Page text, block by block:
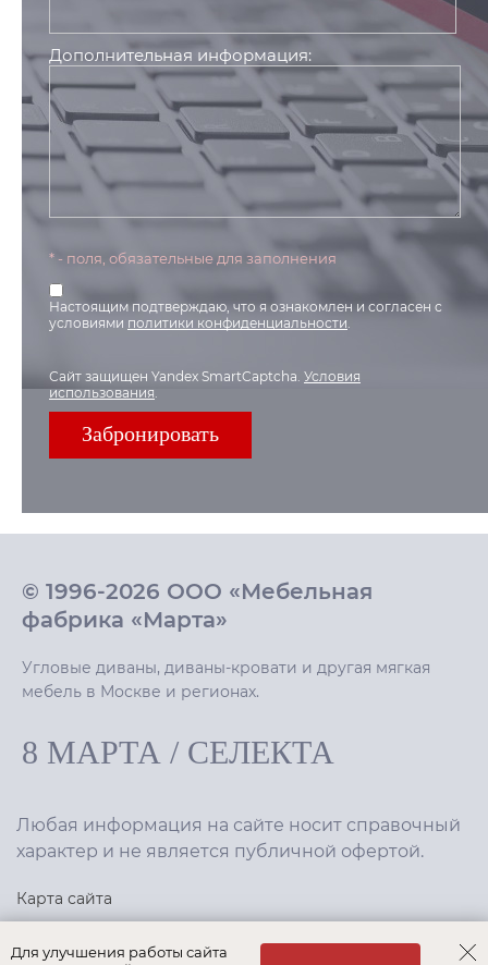
Дополнительная информация:
* - поля, обязательные для заполнения
Настоящим подтверждаю, что я ознакомлен и согласен с
условиями политики конфиденциальности.
Сайт защищен Yandex SmartCaptcha. Условия
использования.
© 1996-2026 ООО «Мебельная
фабрика «Марта»
Угловые диваны, диваны-кровати и другая мягкая
мебель в Москве и регионах.
8 МАРТА / СЕЛЕКТА
Любая информация на сайте носит справочный
характер и не является публичной офертой.
Карта сайта
Политика конфиденциальности
Для улучшения работы сайта